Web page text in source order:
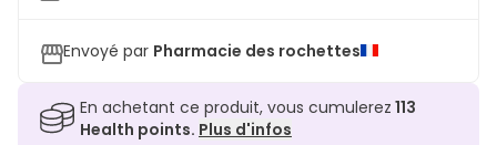
Envoyé par Pharmacie des rochettes
En achetant ce produit, vous cumulerez 113
Health points. Plus d'infos